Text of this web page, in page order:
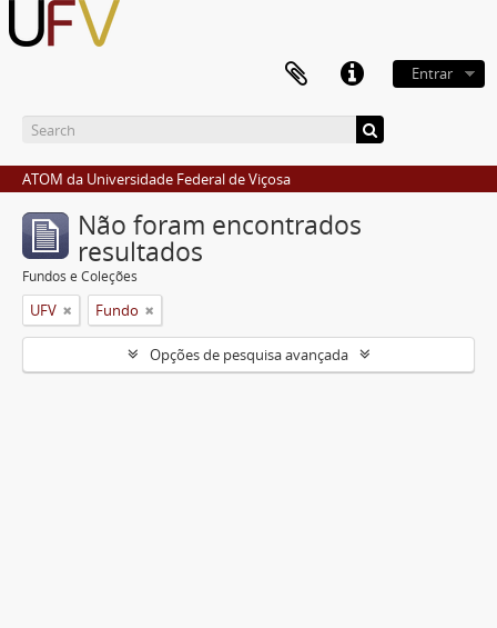
Entrar
ATOM da Universidade Federal de Viçosa
Não foram encontrados
resultados
Fundos e Coleções
UFV Fundo
Opções de pesquisa avançada